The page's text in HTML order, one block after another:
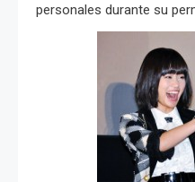
personales durante su